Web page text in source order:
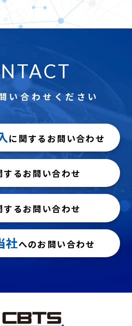
い合わせください
に関するお問い合わせ
するお問い合わせ
するお問い合わせ
社へのお問い合わせ